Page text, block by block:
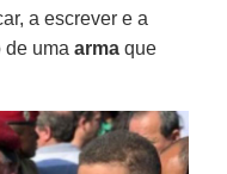
a escrever e a
de umaarma que